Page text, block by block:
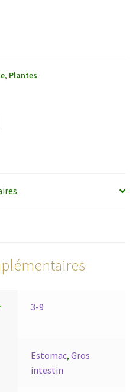
, Plantes
3-9
Estomac,Gros
intestin